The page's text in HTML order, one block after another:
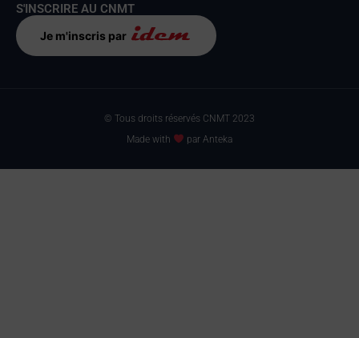
S'INSCRIRE AU CNMT
Je m'inscris par
© Tous droits réservés CNMT 2023
Made with
par Anteka